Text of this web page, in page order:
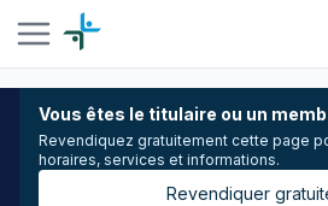
Vous êtes le titulaire ou un
Revendiquez gratuitement cette page
horaires, services et informations.
Revendiquer